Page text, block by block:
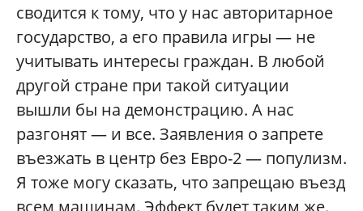
сводится к тому, что у нас авторитарное
государство, а его правила игры — не
учитывать интересы граждан. В любой
другой стране при такой ситуации
вышли бы на демонстрацию. А нас
разгонят — и все. Заявления о запрете
въезжать в центр без Евро-2 — популизм.
Я тоже могу сказать, что запрещаю въезд
всем машинам. Эффект будет таким же.